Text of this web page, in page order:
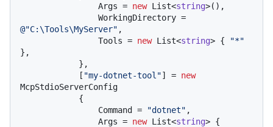
                Args =
new List<string>(),
@"C:\Tools\MyServer" ,
                Tools =
new List<string> {
"*"
},
            [
"my-dotnet-tool"] = new
McpStdioServerConfig
                Command =
"dotnet" ,
                Args =
new List<string